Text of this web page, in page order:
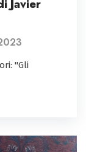
Javier
"Gli